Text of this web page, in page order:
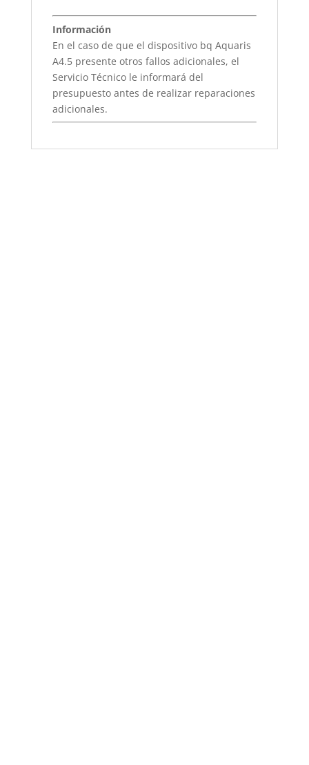
Información
En el caso de que el dispositivo bq Aquaris
A4.5 presente otros fallos adicionales, el
Servicio Técnico le informará del
presupuesto antes de realizar reparaciones
adicionales.